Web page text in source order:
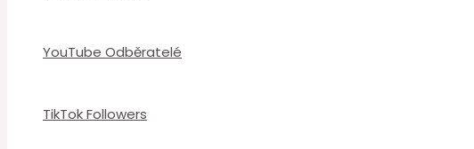
YouTube Odběratelé
TikTok Followers